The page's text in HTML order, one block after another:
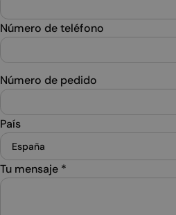
Número de teléfono
Número de pedido
País
Tu mensaje *